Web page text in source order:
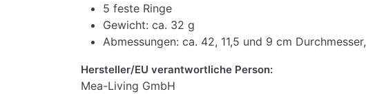
5 feste Ringe
Gewicht: ca. 32 g
Abmessungen: ca. 42, 11,5 und 9 cm
Hersteller/EU verantwortliche Person:
Mea-Living GmbH